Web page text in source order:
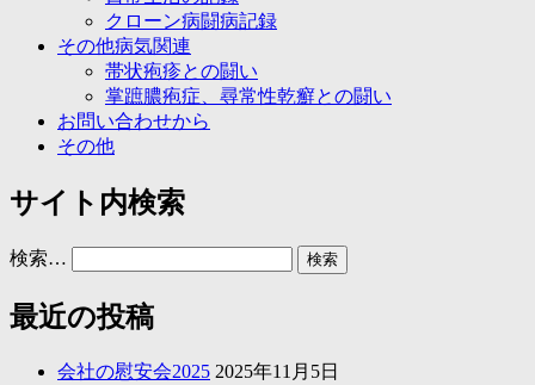
クローン病闘病記録
その他病気関連
帯状疱疹との闘い
掌蹠膿疱症、尋常性乾癬との闘い
お問い合わせから
その他
サイト内検索
検索…
最近の投稿
会社の慰安会2025 2025年11月5日